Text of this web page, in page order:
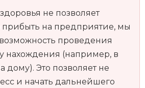
не позволяет
прибыть на предприятие, мы
проведения
нахождения (например, в
дому). Это позволяет не
и начать дальнейшего